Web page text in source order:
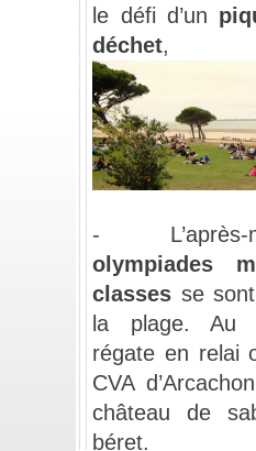
le défi d’un
déchet,
olympiades
classes se
la plage. Au
régate en relai
CVA
château de
béret.